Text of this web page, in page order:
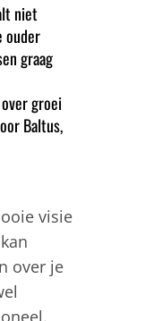
niet
ouder
graag
over groei
Baltus,
visie
over je